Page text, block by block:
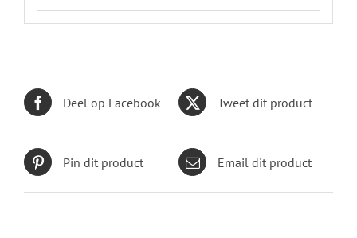
Deel op Facebook Tweet dit product
Pin dit product Email dit product